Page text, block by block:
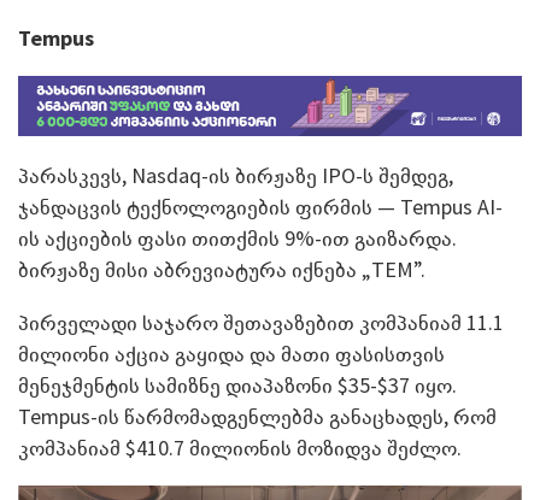
Tempus
პარასკევს, Nasdaq-ის ბირჟაზე IPO-ს შემდეგ,
ჯანდაცვის ტექნოლოგიების ფირმის ­— Tempus AI-
ის აქციების ფასი თითქმის 9%-ით გაიზარდა.
ბირჟაზე მისი აბრევიატურა იქნება „TEM”.
პირველადი საჯარო შეთავაზებით კომპანიამ 11.1
მილიონი აქცია გაყიდა და მათი ფასისთვის
მენეჯმენტის სამიზნე დიაპაზონი $35-$37 იყო.
Tempus-ის წარმომადგენლებმა განაცხადეს, რომ
კომპანიამ $410.7 მილიონის მოზიდვა შეძლო.